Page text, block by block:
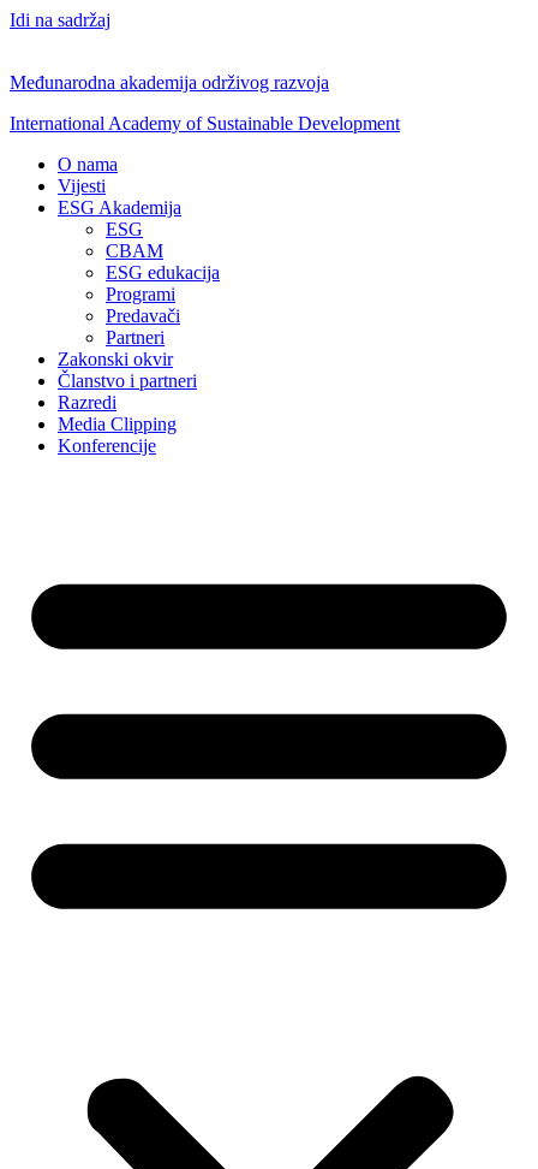
Idi na sadržaj
Međunarodna akademija održivog razvoja
International Academy of Sustainable Development
O nama
Vijesti
ESG Akademija
ESG
CBAM
ESG edukacija
Programi
Predavači
Partneri
Zakonski okvir
Članstvo i partneri
Razredi
Media Clipping
Konferencije